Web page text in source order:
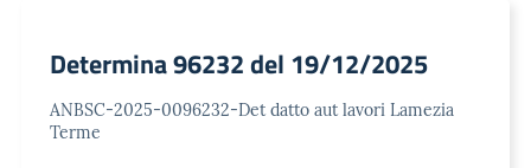
Determina 96232 del 19/12/2025
ANBSC-2025-0096232-Det datto aut lavori Lamezia
Terme